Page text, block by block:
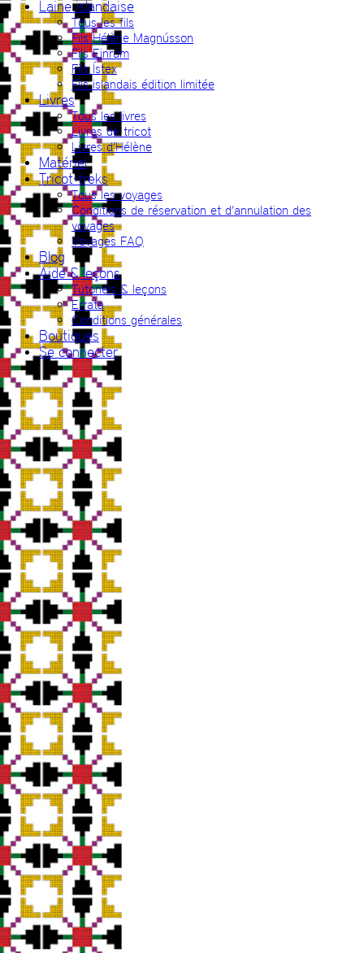
Laine islandaise
Tous les fils
Fils Hélène Magnússon
Fils Einrúm
Fils Ístex
Fils islandais édition limitée
Livres
Tous les livres
Livres de tricot
Livres d’Hélène
Matériel
Tricot-treks
Tous les voyages
Conditions de réservation et d’annulation des
voyages
Voyages FAQ
Blog
Aide & leçons
Tutoriels & leçons
Errata
Conditions générales
Boutiques
Se connecter